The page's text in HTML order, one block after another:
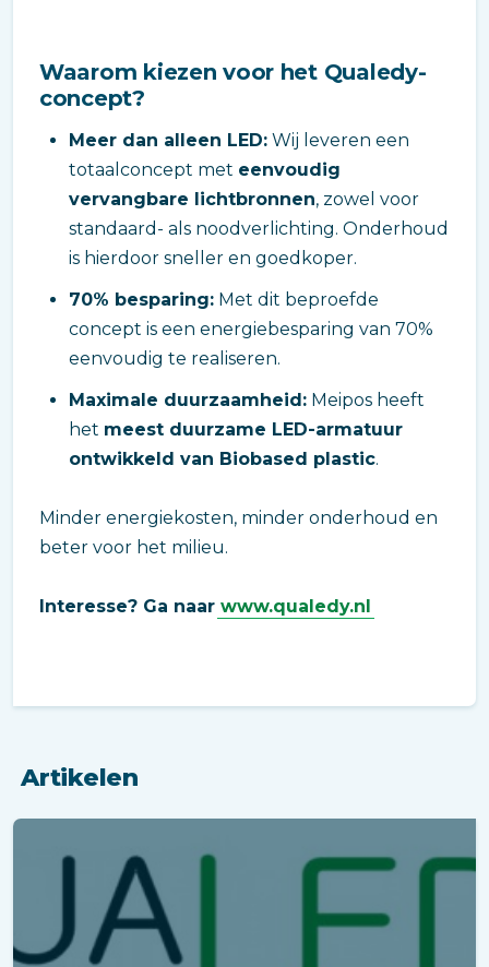
Waarom kiezen voor het Qualedy-
concept?
Meer dan alleen LED: Wij leveren een
totaalconcept met eenvoudig
vervangbare lichtbronnen, zowel voor
standaard- als noodverlichting. Onderhoud
is hierdoor sneller en goedkoper.
70% besparing: Met dit beproefde
concept is een energiebesparing van 70%
eenvoudig te realiseren.
Maximale duurzaamheid: Meipos heeft
het meest duurzame LED-armatuur
ontwikkeld van Biobased plastic.
Minder energiekosten, minder onderhoud en
beter voor het milieu.
Interesse? Ga naar www.qualedy.nl
Artikelen